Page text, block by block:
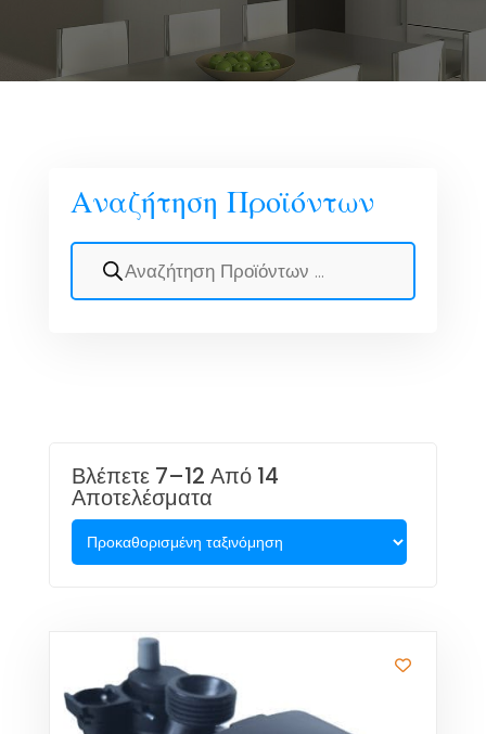
Αναζήτηση Προϊόντων
Βλέπετε 7–12 Από 14
Αποτελέσματα